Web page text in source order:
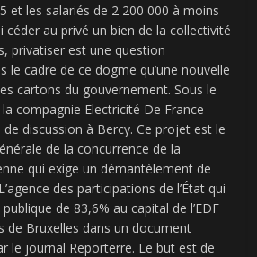
et les salariés de 2 200 000 à moins
céder au privé un bien de la collectivité
privatiser est une question
le cadre de ce dogme qu’une nouvelle
cartons du gouvernement. Sous le
compagnie Electricité De France
discussion à Bercy. Ce projet est le
de la concurrence de la
qui exige un démantèlement de
des participations de l’État qui
de 83,6% au capital de l’EDF
de Bruxelles dans un document
le journal Reporterre. Le but est de